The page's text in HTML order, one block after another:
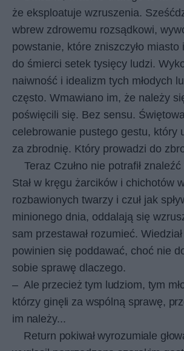
że eksploatuje wzruszenia.
wbrew zdrowemu rozsądkowi,
powstanie, które zniszczyło miasto
do śmierci setek tysięcy ludzi.
naiwność i idealizm tych młodych
często. Wmawiano im, że należy
poświęcili się. Bez sensu.
celebrowanie pustego gestu, który
za zbrodnię. Który prowadzi do
Teraz Czułno nie potrafił
Stał w kręgu żarcików i chichotów
rozbawionych twarzy i czuł jak
minionego dnia, oddalają się
sam przestawał rozumieć.
powinien się poddawać, choć nie
sobie sprawę dlaczego.
– Ale przecież tym ludziom, tym
którzy ginęli za wspólną sprawę,
im należy...
Return pokiwał wyrozumiale